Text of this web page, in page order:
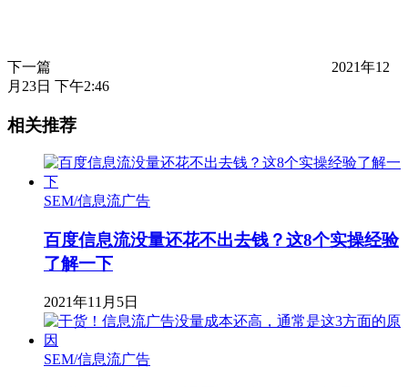
下一篇
2021年12
月23日 下午2:46
相关推荐
SEM/信息流广告
百度信息流没量还花不出去钱？这8个实操经验
了解一下
2021年11月5日
SEM/信息流广告